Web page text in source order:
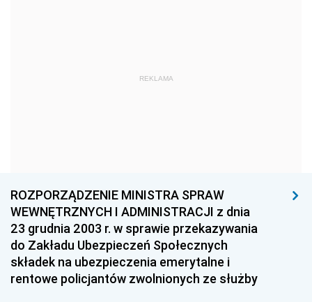
1957 1956 1955
1954 1953 1952
1951 1950 1949
1948 1947 1946
REKLAMA
ROZPORZĄDZENIE MINISTRA SPRAW
WEWNĘTRZNYCH I ADMINISTRACJI z dnia
23 grudnia 2003 r. w sprawie przekazywania
do Zakładu Ubezpieczeń Społecznych
składek na ubezpieczenia emerytalne i
rentowe policjantów zwolnionych ze służby